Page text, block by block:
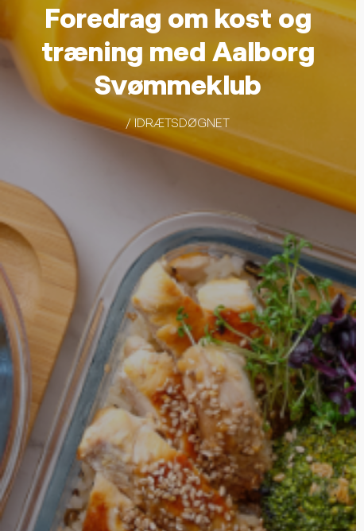
Foredrag om kost og
træning med Aalborg
Svømmeklub
/ IDRÆTSDØGNET